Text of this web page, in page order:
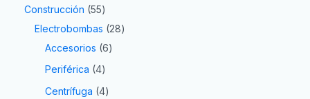
Construcción 55
Electrobombas
28
Accesorios 6
Periférica 4
Centrífuga 4